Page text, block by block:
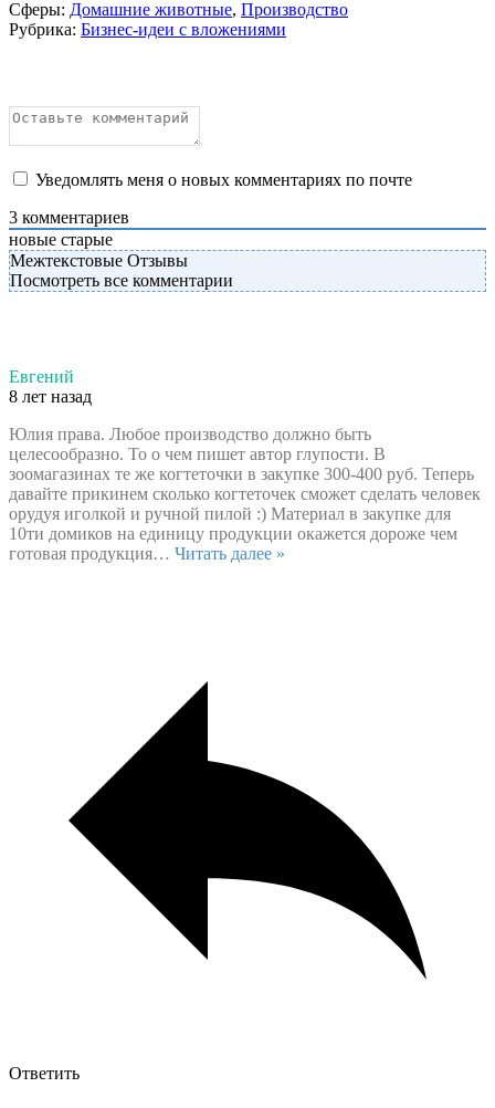
Сферы: Домашние животные, Производство
Рубрика: Бизнес-идеи с вложениями
Уведомлять меня о новых комментариях по почте
3 комментариев
новые старые
Межтекстовые Отзывы
Посмотреть все комментарии
Евгений
8 лет назад
Юлия права. Любое производство должно быть
целесообразно. То о чем пишет автор глупости. В
зоомагазинах те же когтеточки в закупке 300-400 руб. Теперь
давайте прикинем сколько когтеточек сможет сделать человек
орудуя иголкой и ручной пилой :) Материал в закупке для
10ти домиков на единицу продукции окажется дороже чем
готовая продукция… Читать далее »
Ответить